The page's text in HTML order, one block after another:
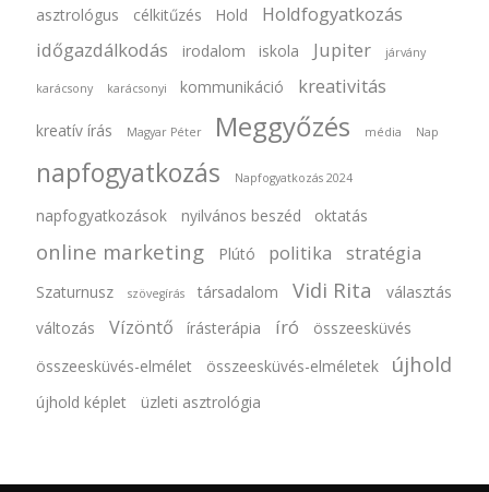
asztrológus célkitűzés Hold
Holdfogyatkozás
időgazdálkodás
irodalom iskola Jupiter járvány
karácsony karácsonyi kommunikáció kreativitás
kreatív írás Magyar Péter Meggyőzés média Nap
napfogyatkozás Napfogyatkozás 2024
napfogyatkozások nyilvános beszéd oktatás
online marketing Plútó politika stratégia
Szaturnusz szövegírás társadalom Vidi Rita
választás
változás
Vízöntő írásterápia író
összeesküvés
összeesküvés-elmélet
összeesküvés-elméletek újhold
újhold képlet üzleti asztrológia